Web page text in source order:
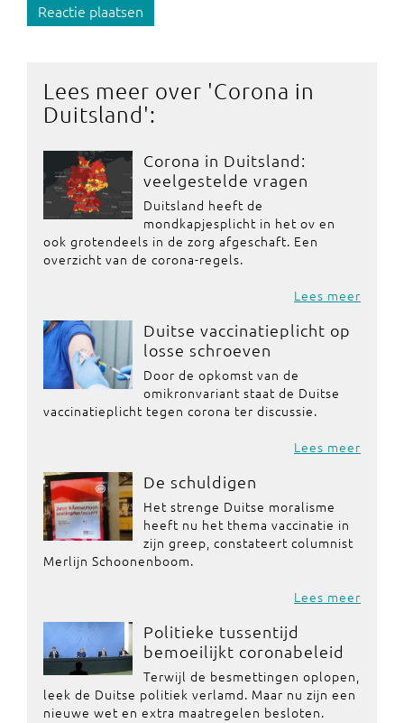
Reactie plaatsen
Lees meer over 'Corona in
Duitsland':
Corona in Duitsland:
veelgestelde vragen
Duitsland heeft de
mondkapjesplicht in het ov en
ook grotendeels in de zorg afgeschaft. Een
overzicht van de corona-regels.
Lees meer
Duitse vaccinatieplicht op
losse schroeven
Door de opkomst van de
omikronvariant staat de Duitse
vaccinatieplicht tegen corona ter discussie.
Lees meer
De schuldigen
Het strenge Duitse moralisme
heeft nu het thema vaccinatie in
zijn greep, constateert columnist
Merlijn Schoonenboom.
Lees meer
Politieke tussentijd
bemoeilijkt coronabeleid
Terwijl de besmettingen oplopen,
leek de Duitse politiek verlamd. Maar nu zijn een
nieuwe wet en extra maatregelen besloten.